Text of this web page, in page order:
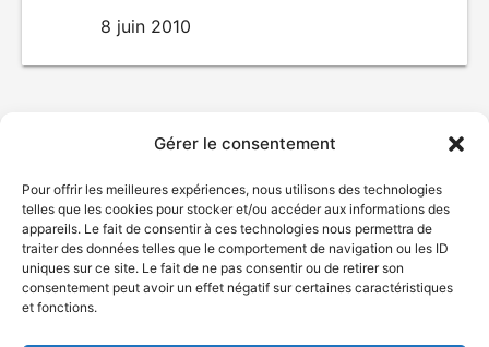
Gérer le consentement
Pour offrir les meilleures expériences, nous utilisons des technologies
telles que les cookies pour stocker et/ou accéder aux informations des
appareils. Le fait de consentir à ces technologies nous permettra de
traiter des données telles que le comportement de navigation ou les ID
uniques sur ce site. Le fait de ne pas consentir ou de retirer son
consentement peut avoir un effet négatif sur certaines caractéristiques
et fonctions.
8 juin 2010